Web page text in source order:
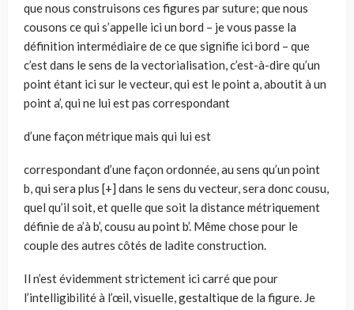
que nous construi­sons ces figures par suture; que nous
cousons ce qui s’appelle ici un bord – je vous passe la
définition intermédiaire de ce que signifie ici bord – que
c’est dans le sens de la vectorialisation, c’est-à-dire qu’un
point étant ici sur le vec­teur, qui est le point a, aboutit à un
point a’, qui ne lui est pas correspondant
d’une façon métrique mais qui lui est
correspondant d’une façon ordonnée, au sens qu’un point
b, qui sera plus [+] dans le sens du vecteur, sera donc cousu,
quel qu’il soit, et quelle que soit la distance métriquement
définie de a’à b’, cousu au point b’. Même chose pour le
couple des autres côtés de ladite construction.
Il n’est évidemment strictement ici carré que pour
l’intelligibilité à l’œil, visuelle, gestaltique de la figure. Je